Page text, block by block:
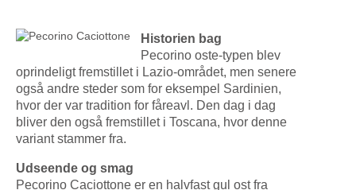
Historien bag
Pecorino oste-typen blev
oprindeligt fremstillet i Lazio-området, men senere
også andre steder som for eksempel Sardinien,
hvor der var tradition for fåreavl. Den dag i dag
bliver den også fremstillet i Toscana, hvor denne
variant stammer fra.
Udseende og smag
Pecorino Caciottone er en halvfast gul ost fra